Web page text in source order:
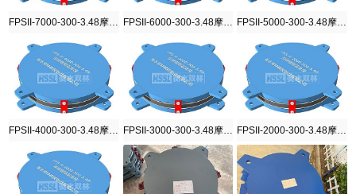
FPSII-6000-300-3.48摩擦摆隔震支座
FPSII-3000-300-3.48摩擦摆隔震支座